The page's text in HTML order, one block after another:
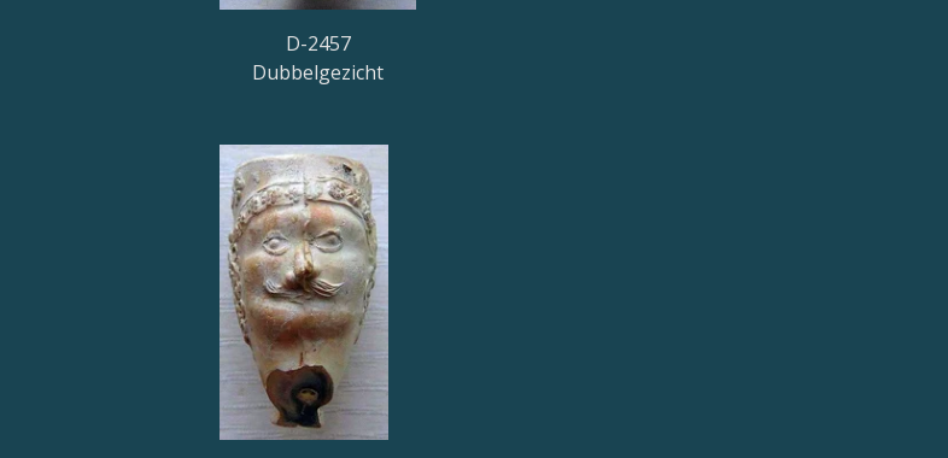
D-2457
Dubbelgezicht